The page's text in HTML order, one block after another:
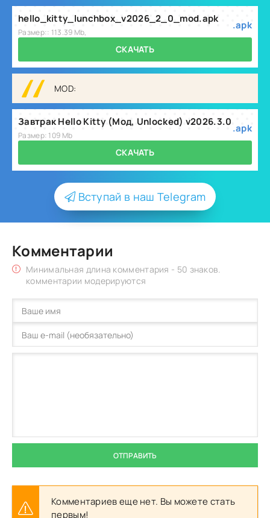
hello_kitty_lunchbox_v2026_2_0_mod.apk
Размер:: 113.39 Mb,
.apk
СКАЧАТЬ
MOD:
Завтрак Hello Kitty (Мод, Unlocked) v2026.3.0
Размер: 109 Mb
.apk
СКАЧАТЬ
Вступай в наш Telegram
Комментарии
Минимальная длина комментария - 50 знаков.
комментарии модерируются
ОТПРАВИТЬ
Комментариев еще нет. Вы можете стать
первым!